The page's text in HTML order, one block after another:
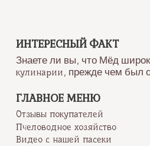
ИНТЕРЕСНЫЙ ФАКТ
Знаете ли вы, что Мёд
кулинарии, прежде чем был
ГЛАВНОЕ МЕНЮ
Отзывы покупателей
Пчеловодное хозяйство
Видео с нашей пасеки